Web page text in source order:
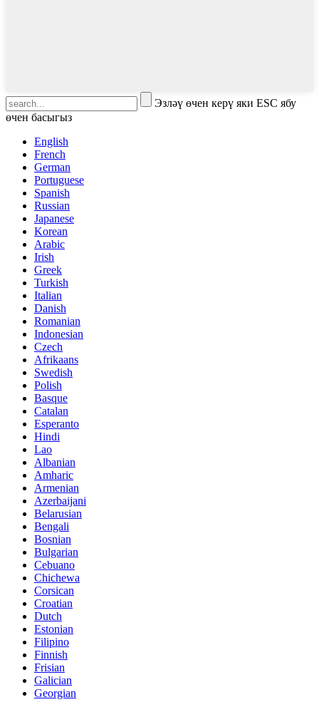
Эзләү өчен керү яки ESC ябу
өчен басыгыз
English
French
German
Portuguese
Spanish
Russian
Japanese
Korean
Arabic
Irish
Greek
Turkish
Italian
Danish
Romanian
Indonesian
Czech
Afrikaans
Swedish
Polish
Basque
Catalan
Esperanto
Hindi
Lao
Albanian
Amharic
Armenian
Azerbaijani
Belarusian
Bengali
Bosnian
Bulgarian
Cebuano
Chichewa
Corsican
Croatian
Dutch
Estonian
Filipino
Finnish
Frisian
Galician
Georgian